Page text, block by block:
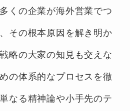
くの企業が海外営業でつ
その根本原因を解き明か
略の大家の知見も交えな
の体系的なプロセスを徹
なる精神論や小手先のテ